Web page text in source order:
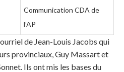
Communication CDA de
l’AP
de Jean-Louis Jacobs qui
provinciaux, Guy Massart et
Ils ont mis les bases du